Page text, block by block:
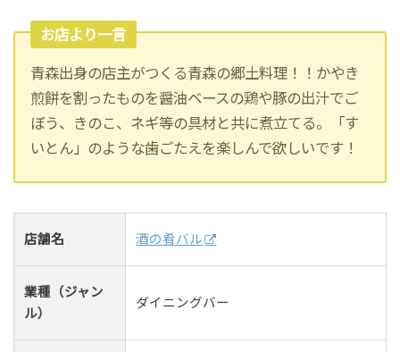
お店より一言
青森出身の店主がつくる青森の郷土料理！！かやき
煎餅を割ったものを醤油ベースの鶏や豚の出汁でご
ぼう、きのこ、ネギ等の具材と共に煮立てる。「す
いとん」のような歯ごたえを楽しんで欲しいです！
店舗名 酒の肴バル
業種（ジャン
ル）
ダイニングバー